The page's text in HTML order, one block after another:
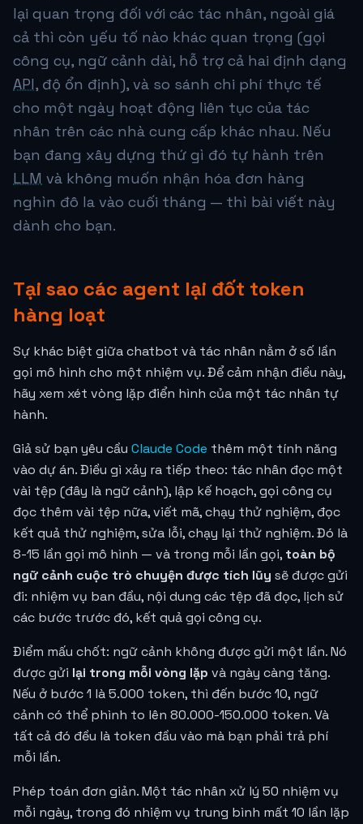
lại quan trọng đối với các tác nhân, ngoài giá
cả thì còn yếu tố nào khác quan trọng (gọi
công cụ, ngữ cảnh dài, hỗ trợ cả hai định dạng
API, độ ổn định), và so sánh chi phí thực tế
cho một ngày hoạt động liên tục của tác
nhân trên các nhà cung cấp khác nhau. Nếu
bạn đang xây dựng thứ gì đó tự hành trên
LLM và không muốn nhận hóa đơn hàng
nghìn đô la vào cuối tháng — thì bài viết này
dành cho bạn.
Tại sao các agent lại đốt token
hàng loạt
Sự khác biệt giữa chatbot và tác nhân nằm ở số lần
gọi mô hình cho một nhiệm vụ. Để cảm nhận điều này,
hãy xem xét vòng lặp điển hình của một tác nhân tự
hành.
Giả sử bạn yêu cầu Claude Code thêm một tính năng
vào dự án. Điều gì xảy ra tiếp theo: tác nhân đọc một
vài tệp (đây là ngữ cảnh), lập kế hoạch, gọi công cụ
đọc thêm vài tệp nữa, viết mã, chạy thử nghiệm, đọc
kết quả thử nghiệm, sửa lỗi, chạy lại thử nghiệm. Đó là
8-15 lần gọi mô hình — và trong mỗi lần gọi, toàn bộ
ngữ cảnh cuộc trò chuyện được tích lũy sẽ được gửi
đi: nhiệm vụ ban đầu, nội dung các tệp đã đọc, lịch sử
các bước trước đó, kết quả gọi công cụ.
Điểm mấu chốt: ngữ cảnh không được gửi một lần. Nó
được gửi lại trong mỗi vòng lặp và ngày càng tăng.
Nếu ở bước 1 là 5.000 token, thì đến bước 10, ngữ
cảnh có thể phình to lên 80.000-150.000 token. Và
tất cả đó đều là token đầu vào mà bạn phải trả phí
mỗi lần.
Phép toán đơn giản. Một tác nhân xử lý 50 nhiệm vụ
mỗi ngày, trong đó nhiệm vụ trung bình mất 10 lần lặp